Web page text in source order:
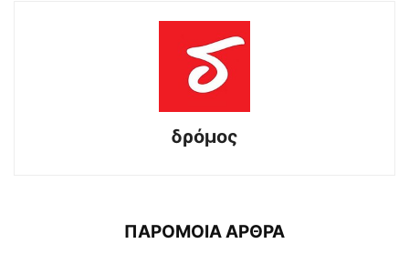
δρόμος
ΠΑΡΟΜΟΙΑ ΑΡΘΡΑ